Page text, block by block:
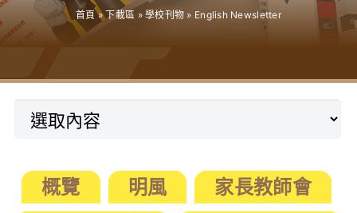
我們的聯繫
下載區
首頁»下載區 »學校刊物 » English Newsletter
概覽 明風
家長教師會